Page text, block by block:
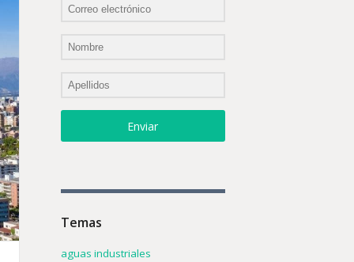
Enviar
Temas
aguas industriales